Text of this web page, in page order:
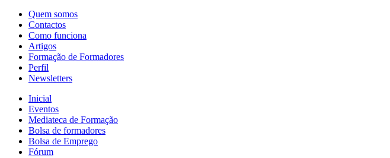
Quem somos
Contactos
Como funciona
Artigos
Formação de Formadores
Perfil
Newsletters
Inicial
Eventos
Mediateca de Formação
Bolsa de formadores
Bolsa de Emprego
Fórum